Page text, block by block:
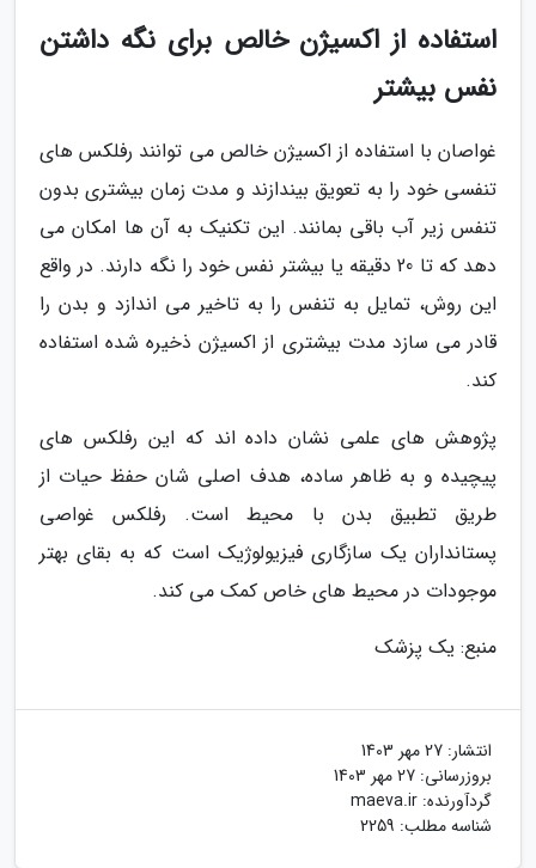
استفاده از اکسیژن خالص برای نگه داشتن
نفس بیشتر
غواصان با استفاده از اکسیژن خالص می توانند رفلکس های
تنفسی خود را به تعویق بیندازند و مدت زمان بیشتری بدون
تنفس زیر آب باقی بمانند. این تکنیک به آن ها امکان می
دهد که تا 20 دقیقه یا بیشتر نفس خود را نگه دارند. در واقع
این روش، تمایل به تنفس را به تاخیر می اندازد و بدن را
قادر می سازد مدت بیشتری از اکسیژن ذخیره شده استفاده
کند.
پژوهش های علمی نشان داده اند که این رفلکس های
پیچیده و به ظاهر ساده، هدف اصلی شان حفظ حیات از
طریق تطبیق بدن با محیط است. رفلکس غواصی
پستانداران یک سازگاری فیزیولوژیک است که به بقای بهتر
موجودات در محیط های خاص کمک می کند.
منبع: یک پزشک
انتشار: 27 مهر 1403
بروزرسانی: 27 مهر 1403
گردآورنده: maeva.ir
شناسه مطلب: 2259